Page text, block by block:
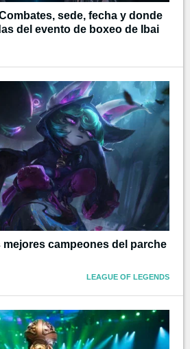
sede, fecha y donde
del evento de boxeo de Ibai
mejores campeones del parche
LEAGUE OF LEGENDS